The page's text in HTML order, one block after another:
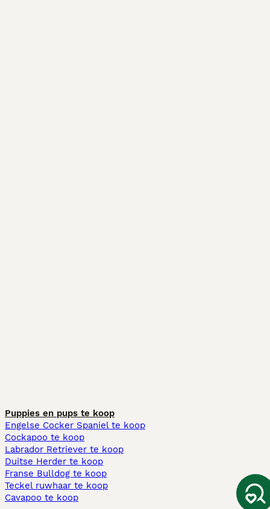
Puppies en pups te koop
Engelse Cocker Spaniel te koop
Cockapoo te koop
Labrador Retriever te koop
Duitse Herder te koop
Franse Bulldog te koop
Teckel ruwhaar te koop
Cavapoo te koop